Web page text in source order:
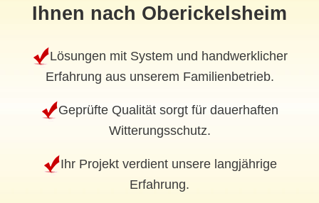
Ihnen nach Oberickelsheim
Lösungen mit System und handwerklicher
Erfahrung aus unserem Familienbetrieb.
Geprüfte Qualität sorgt für dauerhaften
Witterungsschutz.
Ihr Projekt verdient unsere langjährige
Erfahrung.